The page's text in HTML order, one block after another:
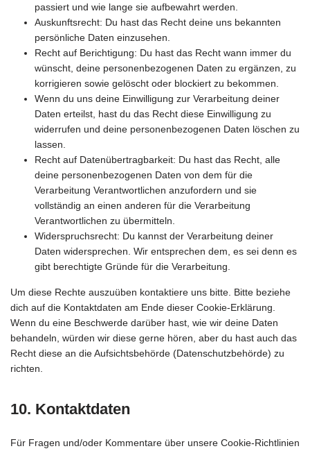
passiert und wie lange sie aufbewahrt werden.
Auskunftsrecht: Du hast das Recht deine uns bekannten
persönliche Daten einzusehen.
Recht auf Berichtigung: Du hast das Recht wann immer du
wünscht, deine personenbezogenen Daten zu ergänzen, zu
korrigieren sowie gelöscht oder blockiert zu bekommen.
Wenn du uns deine Einwilligung zur Verarbeitung deiner
Daten erteilst, hast du das Recht diese Einwilligung zu
widerrufen und deine personenbezogenen Daten löschen zu
lassen.
Recht auf Datenübertragbarkeit: Du hast das Recht, alle
deine personenbezogenen Daten von dem für die
Verarbeitung Verantwortlichen anzufordern und sie
vollständig an einen anderen für die Verarbeitung
Verantwortlichen zu übermitteln.
Widerspruchsrecht: Du kannst der Verarbeitung deiner
Daten widersprechen. Wir entsprechen dem, es sei denn es
gibt berechtigte Gründe für die Verarbeitung.
Um diese Rechte auszuüben kontaktiere uns bitte. Bitte beziehe
dich auf die Kontaktdaten am Ende dieser Cookie-Erklärung.
Wenn du eine Beschwerde darüber hast, wie wir deine Daten
behandeln, würden wir diese gerne hören, aber du hast auch das
Recht diese an die Aufsichtsbehörde (Datenschutzbehörde) zu
richten.
10. Kontaktdaten
Für Fragen und/oder Kommentare über unsere Cookie-Richtlinien